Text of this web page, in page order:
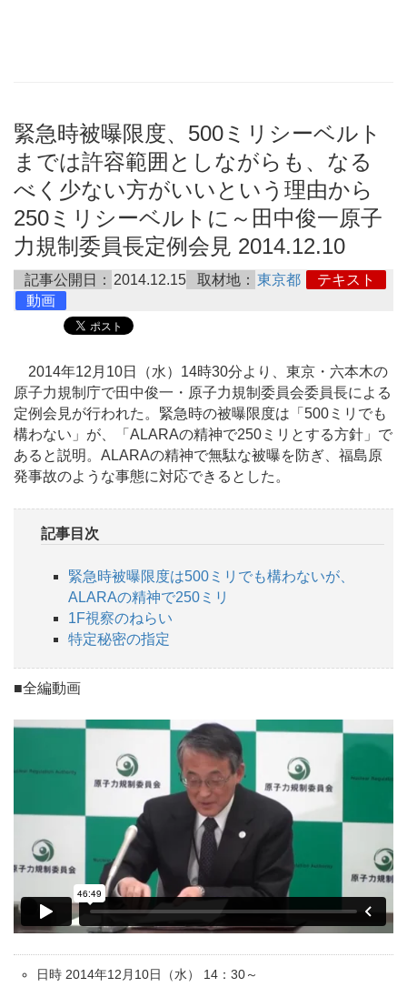
緊急時被曝限度、500ミリシーベルト
までは許容範囲としながらも、なる
べく少ない方がいいという理由から
250ミリシーベルトに～田中俊一原子
力規制委員長定例会見 2014.12.10
記事公開日： 2014.12.15 取材地： 東京都
テキスト
動画
2014年12月10日（水）14時30分より、東京・六本木の
原子力規制庁で田中俊一・原子力規制委員会委員長による
定例会見が行われた。緊急時の被曝限度は「500ミリでも
構わない」が、「ALARAの精神で250ミリとする方針」で
あると説明。ALARAの精神で無駄な被曝を防ぎ、福島原
発事故のような事態に対応できるとした。
記事目次
緊急時被曝限度は500ミリでも構わないが、
ALARAの精神で250ミリ
1F視察のねらい
特定秘密の指定
■全編動画
日時 2014年12月10日（水） 14：30～